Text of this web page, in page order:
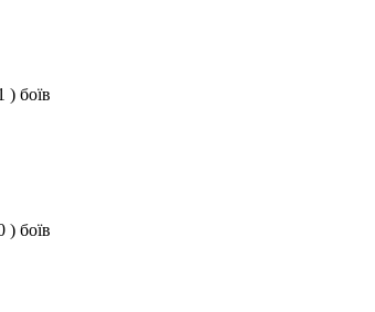
) боїв
) боїв